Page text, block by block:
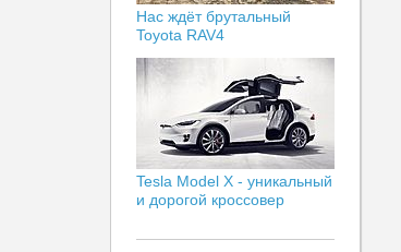
Нас ждёт брутальный
Toyota RAV4
Tesla Model X - уникальный
и дорогой кроссовер